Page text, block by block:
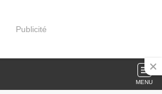
Publicité
MENU